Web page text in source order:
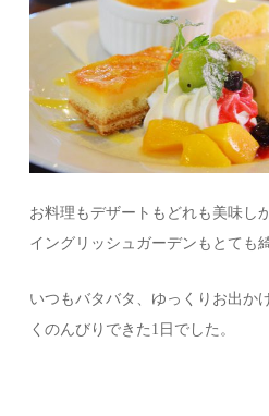
お料理もデザートもどれも美味し
イングリッシュガーデンもとても
いつもバタバタ、ゆっくりお出か
くのんびりできた1日でした。